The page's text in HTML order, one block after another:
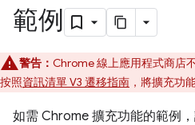
範例
警告： Chrome 線上應用程式商店
按照資訊清單 V3 遷移指南 ，將擴充功
如需 Chrome 擴充功能的範例